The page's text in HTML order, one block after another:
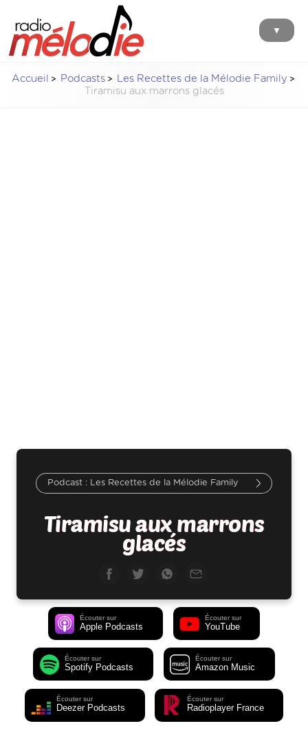
▼
Accueil Podcasts
Les Recettes de la Mélodie Family
Tiramisu aux marrons glacés
Les Recettes de la Mélodie Family
Tiramisu aux marrons
glacés
Écouter sur
Apple Podcasts
Écouter sur
YouTube
Écouter sur
Spotify Podcasts
Écouter sur
Amazon Music
Écouter sur
Deezer Podcasts
Écouter sur
Radioplayer France